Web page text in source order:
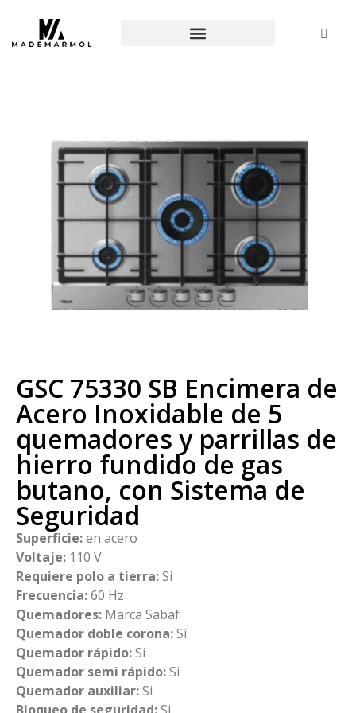
GSC 75330 SB Encimera de
Acero Inoxidable de 5
quemadores y parrillas de
hierro fundido de gas
butano, con Sistema de
Seguridad
Superficie:en acero
Voltaje: 110 V
Requiere polo a tierra:Si
Frecuencia:60 Hz
Quemadores: Marca Sabaf
Quemador doble corona:Si
Quemador rápido:Si
Quemador semi rápido:Si
Quemador auxiliar:Si